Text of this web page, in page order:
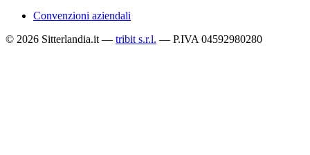
Convenzioni aziendali
© 2026 Sitterlandia.it — tribit s.r.l. — P.IVA 04592980280